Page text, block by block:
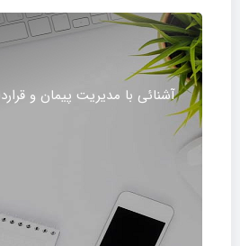
آشنائی با مدیریت پیمان و